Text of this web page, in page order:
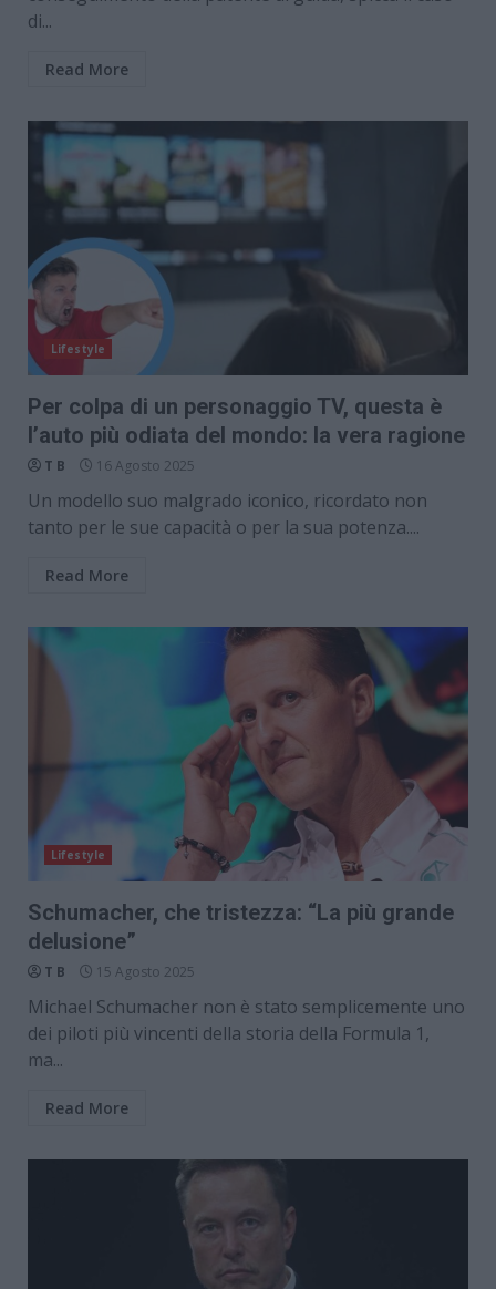
di...
Read More
Lifestyle
Per colpa di un personaggio TV, questa è
l’auto più odiata del mondo: la vera ragione
T B 16 Agosto 2025
Un modello suo malgrado iconico, ricordato non
tanto per le sue capacità o per la sua potenza....
Read More
Lifestyle
Schumacher, che tristezza: “La più grande
delusione”
T B 15 Agosto 2025
Michael Schumacher non è stato semplicemente uno
dei piloti più vincenti della storia della Formula 1,
ma...
Read More